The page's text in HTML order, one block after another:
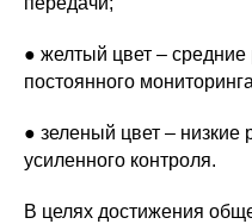
● желтый цвет –
постоянного
● зеленый цвет – низкие
усиленного контроля.
В целях достижения